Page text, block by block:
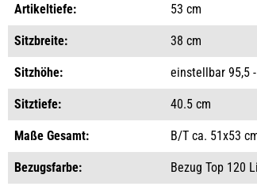
Artikeltiefe: 53 cm
Sitzbreite: 38 cm
Sitzhöhe: einstellbar 95,5
Sitztiefe: 40.5 cm
Maße Gesamt: B/T ca. 51x53
Bezugsfarbe: Bezug Top 120